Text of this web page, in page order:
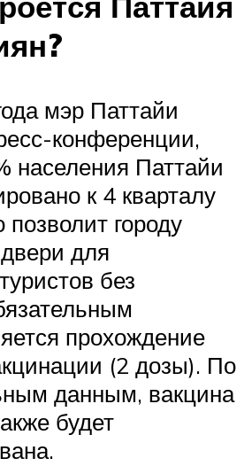
мэр Паттайи
конференции,
населения Паттайи
к 4 кварталу
позволит городу
для
без
прохождение
(2 дозы). По
данным, вакцина
будет